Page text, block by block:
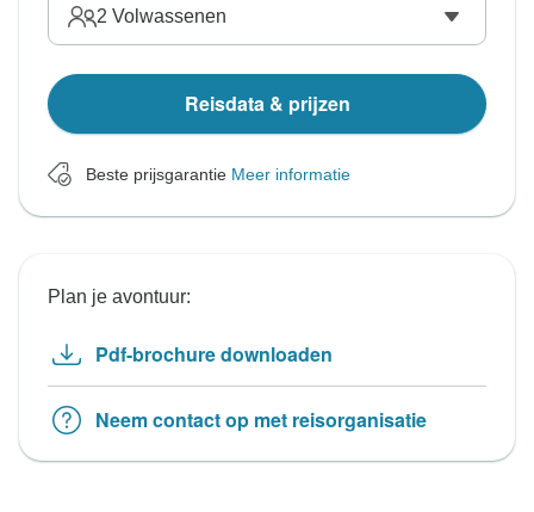
2 Volwassenen
Reisdata & prijzen
Beste prijsgarantie Meer informatie
Plan je avontuur:
Pdf-brochure downloaden
Neem contact op met reisorganisatie